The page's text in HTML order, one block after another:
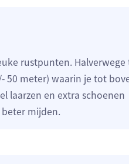
rustpunten.
50 meter) waarin je tot
laarzen en extra schoenen
beter mijden.